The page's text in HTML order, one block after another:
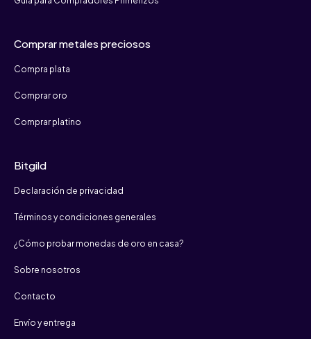
Comprar metales preciosos
Compra plata
Comprar oro
Comprar platino
Bitgild
Declaración de privacidad
Términos y condiciones generales
¿Cómo probar monedas de oro en casa?
Sobre nosotros
Contacto
Envío y entrega